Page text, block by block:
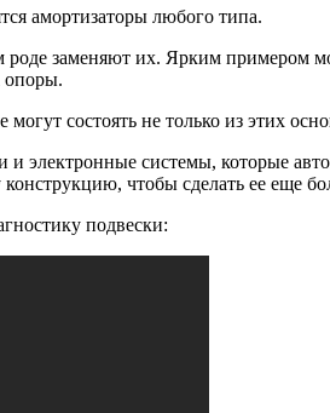
амортизаторы любого типа.
заменяют их. Ярким примером
опоры.
состоять не только из этих
электронные системы, которые
чтобы сделать ее еще
подвески: